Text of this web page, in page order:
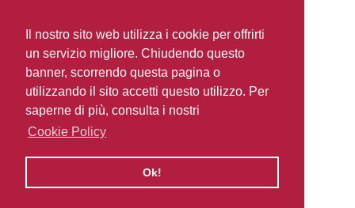
Il nostro sito web utilizza i cookie per offrirti
un servizio migliore. Chiudendo questo
banner, scorrendo questa pagina o
utilizzando il sito accetti questo utilizzo. Per
saperne di più, consulta i nostri
Cookie Policy
Ok!